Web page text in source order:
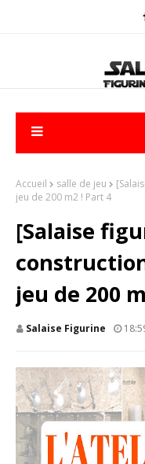
Accueil salle de jeu
jeu de 200 m2 ! Part 4
[Salaise
jeu de 200
Salaise Figurine